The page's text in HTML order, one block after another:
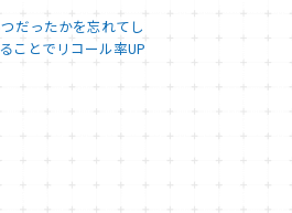
だったかを忘れてし
ことでリコール率UP